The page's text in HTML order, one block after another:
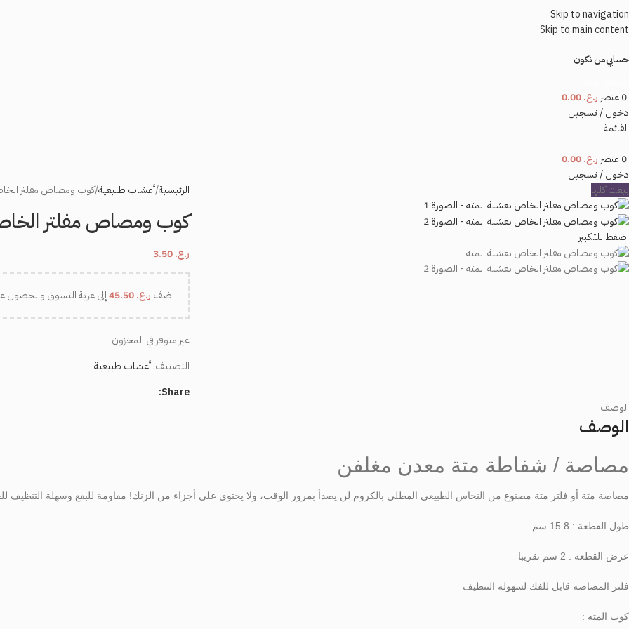
Skip to navigation
Skip to main content
حسابيمن نكون
0عنصر ر.ع.
دخول / تسجيل
القائمة
0عنصر ر.ع.
دخول / تسجيل
بيعت كلها
اضغط للتكبير
الرئيسية أعشاب طبيعية كوب ومصاص مفلتر
كوب ومصاص مفلتر
ر.ع.
اضف ر.ع. إلى عربة التسوق
غير متوفر في المخزون
التصنيف:أعشاب طبيعية
Share:
الوصف
الوصف
مصاصة / شفاطة متة معدن مغلفن
مصاصة متة أو فلتر متة مصنوع من النحاس الطبيعي المطلي بالكروم لن يصدأ بمرور الوقت، ولا يحتوي على أجزاء من الزنك! مقاومة للبقع وسهلة التنظيف
طول القطعة : 15.8 سم
عرض القطعة : 2 سم تقريبا
فلتر المصاصة قابل للفك لسهولة التنظيف
كوب المته :